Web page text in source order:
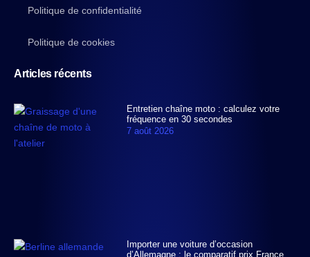
Politique de confidentialité
Politique de cookies
Articles récents
Entretien chaîne moto : calculez votre
fréquence en 30 secondes
7 août 2026
Importer une voiture d’occasion
d’Allemagne : le comparatif prix France